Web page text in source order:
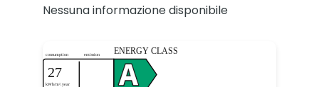
Nessuna informazione disponibile